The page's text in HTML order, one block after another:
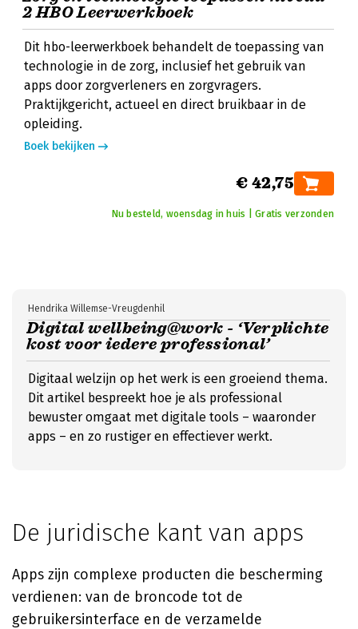
2 HBO Leerwerkboek
Dit hbo-leerwerkboek behandelt de toepassing van
technologie in de zorg, inclusief het gebruik van
apps door zorgverleners en zorgvragers.
Praktijkgericht, actueel en direct bruikbaar in de
opleiding.
Boek bekijken
€ 42,75
Nu besteld, woensdag in huis | Gratis verzonden
Digital wellbeing@work - ‘Verplichte
kost voor iedere professional’
Hendrika Willemse-Vreugdenhil
Digitaal welzijn op het werk is een groeiend thema.
Dit artikel bespreekt hoe je als professional
bewuster omgaat met digitale tools – waaronder
apps – en zo rustiger en effectiever werkt.
De juridische kant van apps
Apps zijn complexe producten die bescherming
verdienen: van de broncode tot de
gebruikersinterface en de verzamelde